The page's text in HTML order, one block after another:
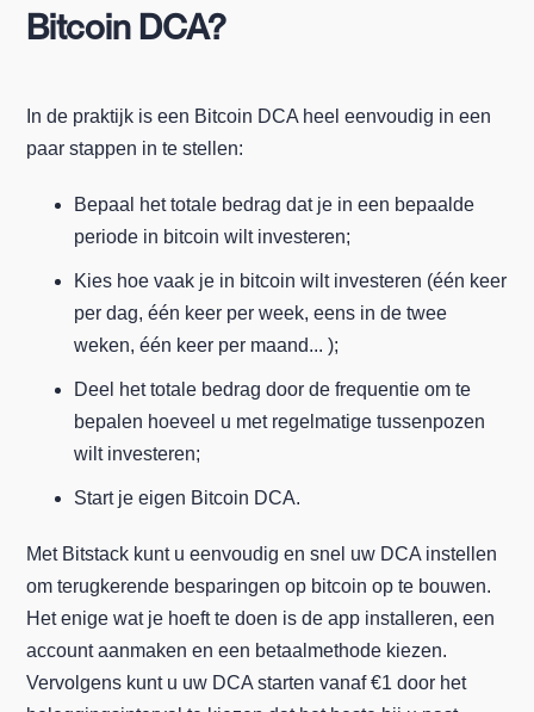
Bitcoin DCA?
In de praktijk is een Bitcoin DCA heel eenvoudig in een
paar stappen in te stellen:
Bepaal het totale bedrag dat je in een bepaalde
periode in bitcoin wilt investeren;
Kies hoe vaak je in bitcoin wilt investeren (één keer
per dag, één keer per week, eens in de twee
weken, één keer per maand... );
Deel het totale bedrag door de frequentie om te
bepalen hoeveel u met regelmatige tussenpozen
wilt investeren;
Start je eigen Bitcoin DCA.
Met Bitstack kunt u eenvoudig en snel uw DCA instellen
om terugkerende besparingen op bitcoin op te bouwen.
Het enige wat je hoeft te doen is de app installeren, een
account aanmaken en een betaalmethode kiezen.
Vervolgens kunt u uw DCA starten vanaf €1 door het